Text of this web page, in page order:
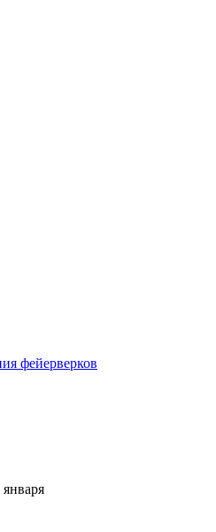
фейерверков